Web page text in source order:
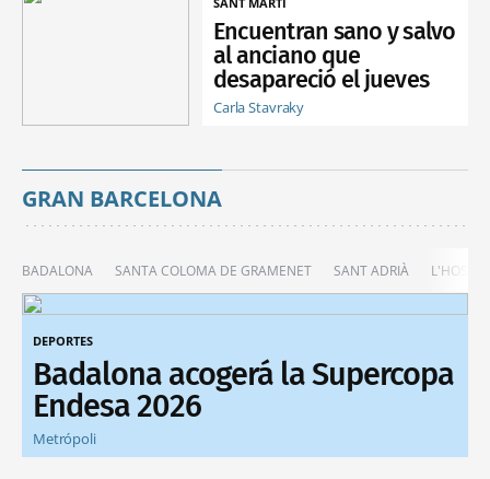
Encuentran sano y salvo
al anciano que
desapareció el jueves
Carla Stavraky
GRAN BARCELONA
BADALONA SANTA COLOMA DE GRAMENET SANT ADRIÀ
DEPORTES
Badalona acogerá la Supercopa
Endesa 2026
Metrópoli